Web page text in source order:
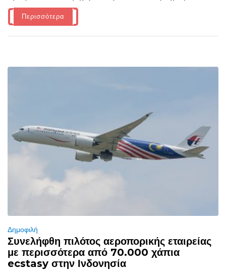
Περισσότερα
Δημοφιλή
Συνελήφθη πιλότος αεροπορικής εταιρείας
με περισσότερα από 70.000 χάπια
ecstasy στην Ινδονησία